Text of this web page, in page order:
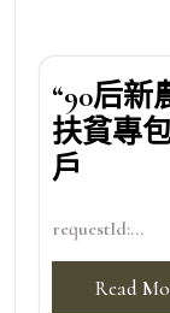
“90后新
扶貧專
戶
requestId:...
Read